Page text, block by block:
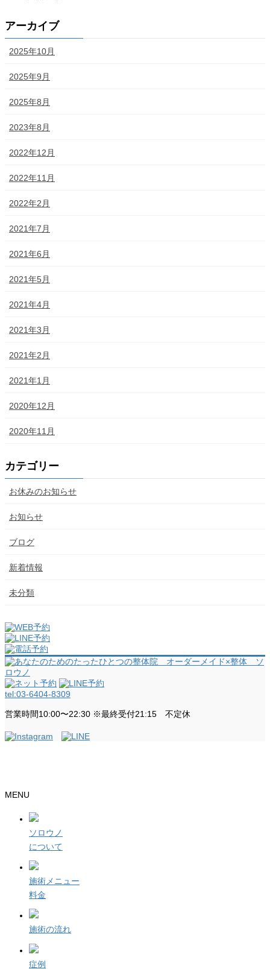
アーカイブ
2025年10月
2025年9月
2025年8月
2023年8月
2022年12月
2022年11月
2022年2月
2021年7月
2021年6月
2021年5月
2021年4月
2021年3月
2021年2月
2021年1月
2020年12月
2020年11月
カテゴリー
お休みのお知らせ
お知らせ
ブログ
新着情報
未分類
tel:03-6404-8309
営業時間10:00〜22:30 ※最終受付21:15 不定休
MENU
ソロウノ
について
施術メニュー
料金
施術の流れ
症例